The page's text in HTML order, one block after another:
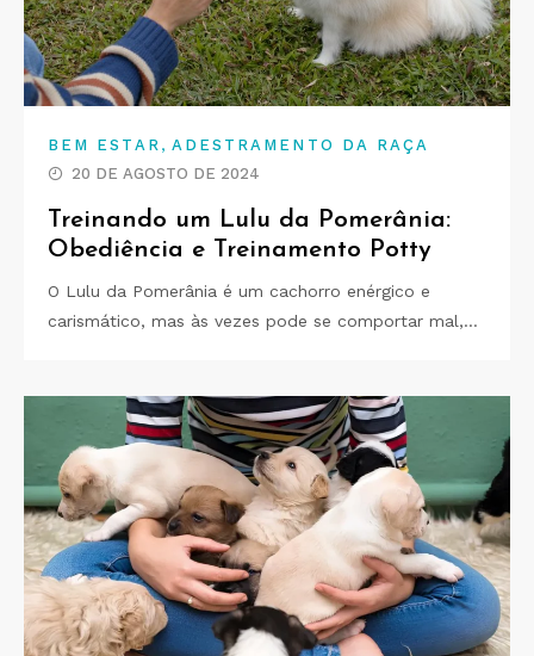
BEM ESTAR , ADESTRAMENTO DA RAÇA
20 DE AGOSTO DE 2024
Treinando um Lulu da Pomerânia:
Obediência e Treinamento Potty
O Lulu da Pomerânia é um cachorro enérgico e
carismático, mas às vezes pode se comportar mal,…